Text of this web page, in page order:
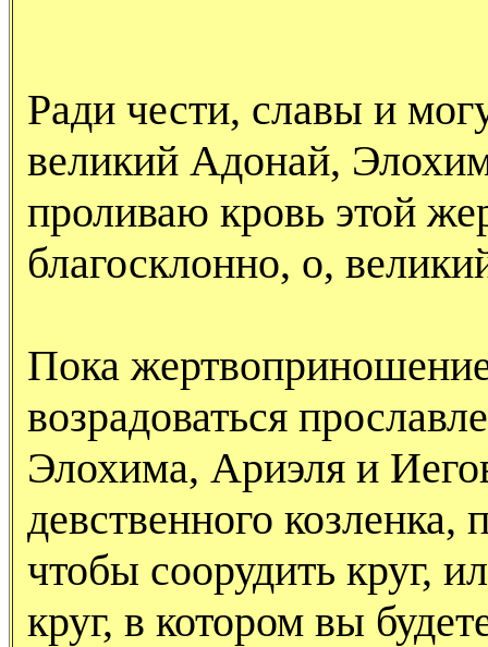
Ради чести, славы и
великий Адонай,
проливаю кровь этой
благосклонно, о,
Пока
возрадоваться
Элохима, Ариэля и
девственного козленка,
чтобы соорудить круг,
круг, в котором вы